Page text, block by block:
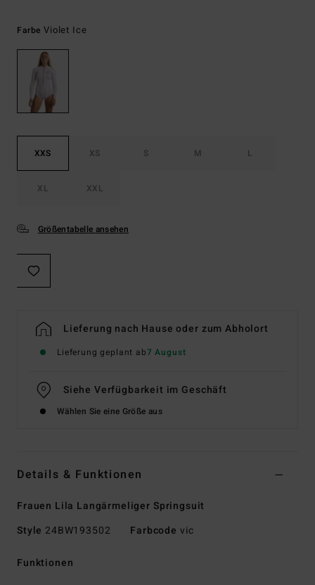
FarbeViolet Ice
XXS XS S M L
XL XXL
Größentabelle ansehen
Lieferung nach Hause oder zum Abholort
Lieferung geplant ab7 August
Siehe Verfügbarkeit im Geschäft
Wählen Sie eine Größe aus
Details & Funktionen
Frauen Lila Langärmeliger Springsuit
Style 24BW193502 Farbcode vic
Funktionen